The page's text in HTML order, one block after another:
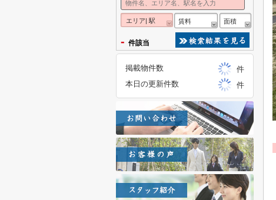
エリア| 駅 賃料 面積
- 件該当
掲載物件数
件
本日の更新件数
件